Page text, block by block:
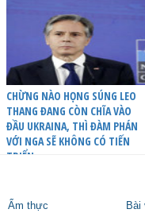
CHỪNG NÀO HỌNG SÚNG LEO
THANG ĐANG CÒN CHĨA VÀO
ĐẦU UKRAINA, THÌ ĐÀM PHÁN
VỚI NGA SẼ KHÔNG CÓ TIẾN
TRIỂN
Ẩm thực Bài